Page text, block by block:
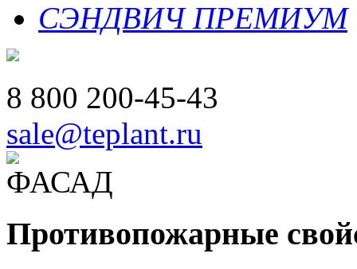
СЭНДВИЧ ПРЕМИУМ
8 800 200-45-43
sale@teplant.ru
Противопожарные